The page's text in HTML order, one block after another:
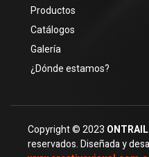
Productos
Catálogos
Galería
¿Dónde estamos?
Copyright © 2023
reservados. Diseñada y